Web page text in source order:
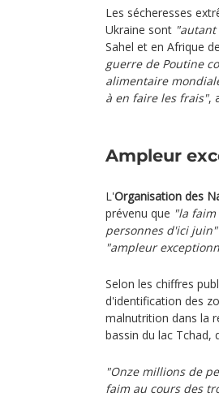
Les sécheresses
Ukraine sont
Sahel et en Afrique
guerre de Poutine
alimentaire
à en faire les frais",
Ampleur
L'Organisation des
prévenu que "la
personnes d'ici juin"
"ampleur
Selon les chiffres
d'identification des
malnutrition dans la
bassin du lac Tchad,
"Onze millions de
faim au cours des